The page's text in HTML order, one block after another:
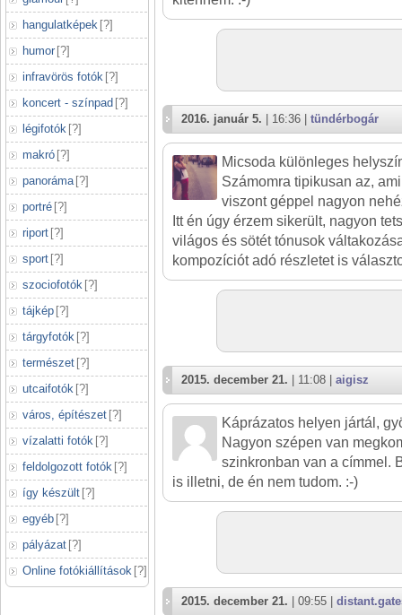
hangulatképek [?]
humor [?]
infravörös fotók [?]
koncert - színpad [?]
légifotók [?]
makró [?]
panoráma [?]
portré [?]
riport [?]
sport [?]
szociofotók [?]
tájkép [?]
tárgyfotók [?]
természet [?]
utcaifotók [?]
város, építészet [?]
vízalatti fotók [?]
feldolgozott fotók [?]
így készült [?]
egyéb [?]
pályázat [?]
Online fotókiállítások [?]
2016. január 5. | 16:36 | tündérbogár
Micsoda különleges
Számomra tipikusan az,
viszont géppel nagyon
Itt én úgy érzem sikerült, nagyon
világos és sötét tónusok
kompozíciót adó részletet is
2015. december 21. | 11:08 | aigisz
Káprázatos helyen jártál,
Nagyon szépen van
szinkronban van a címmel.
is illetni, de én nem tudom. :-)
2015. december 21. | 09:55 |